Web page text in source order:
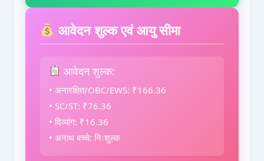
आवेदन शुल्क एवं आयु सीमा
आवेदन शुल्क:
• अनारक्षित/OBC/EWS: ₹166.36
• SC/ST: ₹76.36
• दिव्यांग: ₹16.36
• अनाथ बच्चे: निःशुल्क